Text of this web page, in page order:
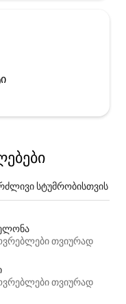
სტუმრობისთვის
თვიურად
თვიურად